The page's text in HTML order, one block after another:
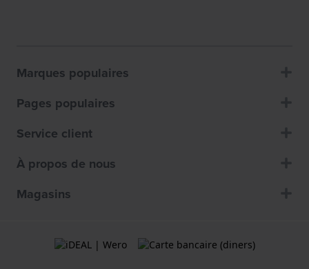
Marques populaires
Pages populaires
Service client
À propos de nous
Magasins